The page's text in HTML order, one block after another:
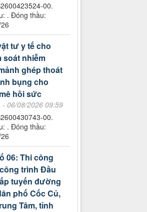
00.
. Đóng thầu:
tư y tế cho
soát nhiễm
ghép thoát
bụng cho
hồi sức
- 06/08/2026 09:59
00.
. Đóng thầu:
06: Thi công
trình Đầu
tuyến đường
phố Cốc Củ,
Tâm, tỉnh